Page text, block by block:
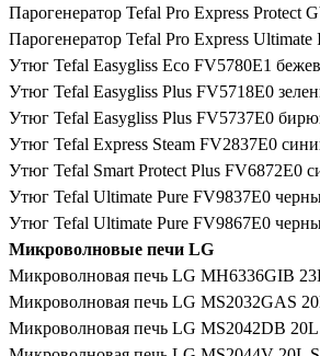
Парогенератор Tefal Pro Express Protect
Парогенератор Tefal Pro Express
Утюг Tefal Easygliss Eco FV5780E1
Утюг Tefal Easygliss Plus FV5718E0
Утюг Tefal Easygliss Plus FV5737E0
Утюг Tefal Express Steam FV2837E0
Утюг Tefal Smart Protect Plus FV6872E0
Утюг Tefal Ultimate Pure FV9837E0
Утюг Tefal Ultimate Pure FV9867E0
Микроволновые печи LG
Микроволновая печь LG MH6336GIB
Микроволновая печь LG MS2032GAS
Микроволновая печь LG MS2042DB